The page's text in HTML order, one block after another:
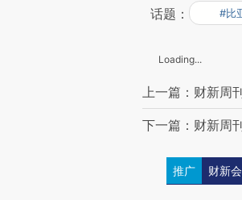
话题： #比
Loading...
上一篇：财新周
下一篇：财新周
推广 财新